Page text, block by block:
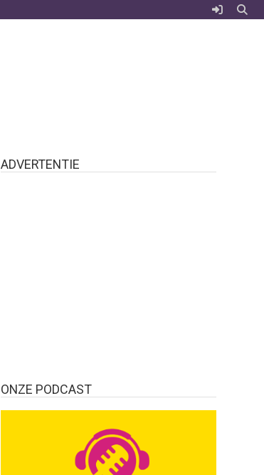
ADVERTENTIE
ONZE PODCAST